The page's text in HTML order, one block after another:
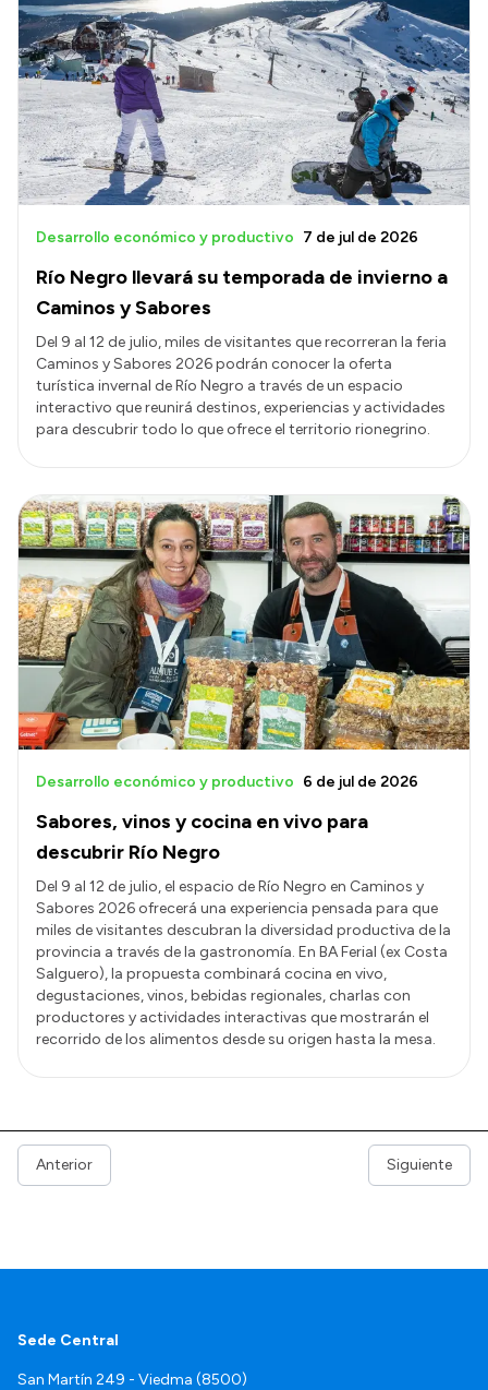
Río Negro llevará su temporada de invierno a
Caminos y Sabores
Desarrollo económico y productivo 7 de jul de 2026
Del 9 al 12 de julio, miles de visitantes que recorreran la feria
Caminos y Sabores 2026 podrán conocer la oferta
turística invernal de Río Negro a través de un espacio
interactivo que reunirá destinos, experiencias y actividades
para descubrir todo lo que ofrece el territorio rionegrino.
Sabores, vinos y cocina en vivo para
descubrir Río Negro
Desarrollo económico y productivo 6 de jul de 2026
Del 9 al 12 de julio, el espacio de Río Negro en Caminos y
Sabores 2026 ofrecerá una experiencia pensada para que
miles de visitantes descubran la diversidad productiva de la
provincia a través de la gastronomía. En BA Ferial (ex Costa
Salguero), la propuesta combinará cocina en vivo,
degustaciones, vinos, bebidas regionales, charlas con
productores y actividades interactivas que mostrarán el
recorrido de los alimentos desde su origen hasta la mesa.
Anterior Siguiente
Sede Central
San Martín 249 - Viedma (8500)